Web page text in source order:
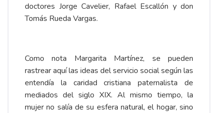
doctores Jorge Cavelier, Rafael Escallón y don
Tomás Rueda Vargas.
Como nota Margarita Martínez, se pueden
rastrear aquí las ideas del servicio social según las
entendía la caridad cristiana paternalista de
mediados del siglo XIX. Al mismo tiempo, la
mujer no salía de su esfera natural, el hogar, sino